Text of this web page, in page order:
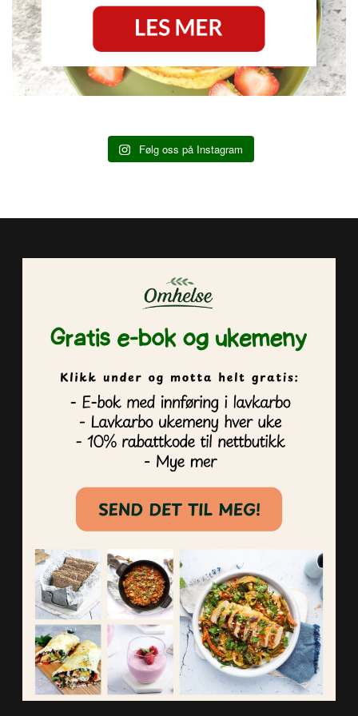
Følg oss på Instagram